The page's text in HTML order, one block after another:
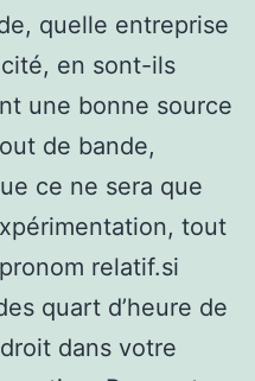
quelle entreprise
en sont-ils
une bonne source
de bande,
ce ne sera que
tout
relatif.si
quart d’heure de
dans votre